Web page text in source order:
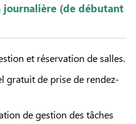
(de débutant
et réservation de salles.
gratuit de prise de rendez-
de gestion des tâches